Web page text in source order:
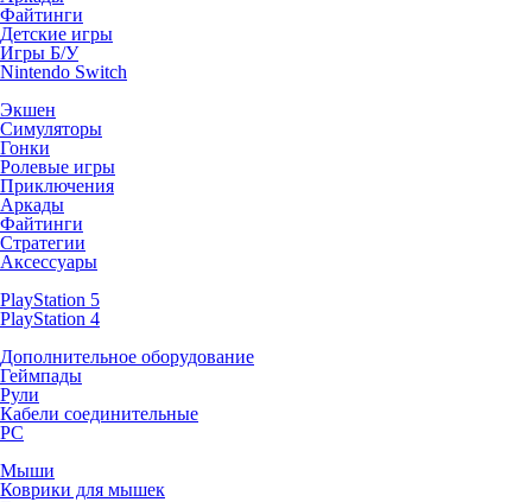
Файтинги
Детские игры
Игры Б/У
Nintendo Switch
Экшен
Симуляторы
Гонки
Ролевые игры
Приключения
Аркады
Файтинги
Стратегии
Аксессуары
PlayStation 5
PlayStation 4
Дополнительное оборудование
Геймпады
Рули
Кабели соединительные
PC
Мыши
Коврики для мышек